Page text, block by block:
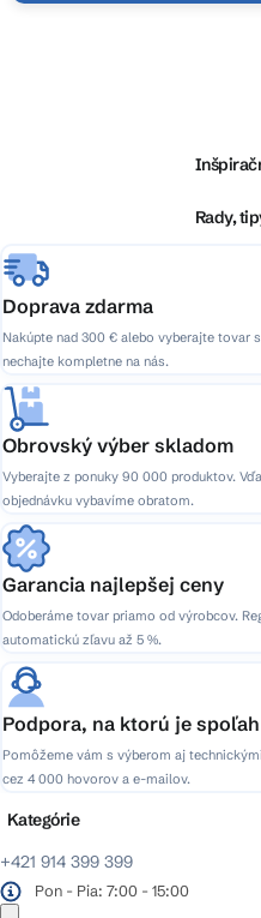
e
Rady,
Doprava zdarma
Nakúpte nad 300 € alebo vyberajte tovar
nechajte kompletne na nás.
Obrovský výber skladom
Vyberajte z ponuky 90 000 produktov.
objednávku vybavíme obratom.
Garancia najlepšej ceny
Odoberáme tovar priamo od výrobcov.
automatickú zľavu až 5 %.
Podpora, na ktorú je spoľah
Pomôžeme vám s výberom aj
cez 4 000 hovorov a e-mailov.
+421 914 399 399
Pon - Pia: 7:00 - 15:00
Kategórie